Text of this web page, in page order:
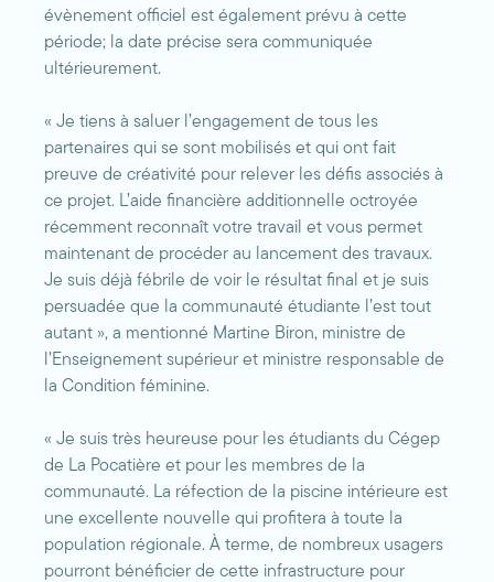
évènement officiel est également prévu à cette
période; la date précise sera communiquée
ultérieurement.
« Je tiens à saluer l’engagement de tous les
partenaires qui se sont mobilisés et qui ont fait
preuve de créativité pour relever les défis associés à
ce projet. L’aide financière additionnelle octroyée
récemment reconnaît votre travail et vous permet
maintenant de procéder au lancement des travaux.
Je suis déjà fébrile de voir le résultat final et je suis
persuadée que la communauté étudiante l’est tout
autant », a mentionné Martine Biron, ministre de
l’Enseignement supérieur et ministre responsable de
la Condition féminine.
« Je suis très heureuse pour les étudiants du Cégep
de La Pocatière et pour les membres de la
communauté. La réfection de la piscine intérieure est
une excellente nouvelle qui profitera à toute la
population régionale. À terme, de nombreux usagers
pourront bénéficier de cette infrastructure pour